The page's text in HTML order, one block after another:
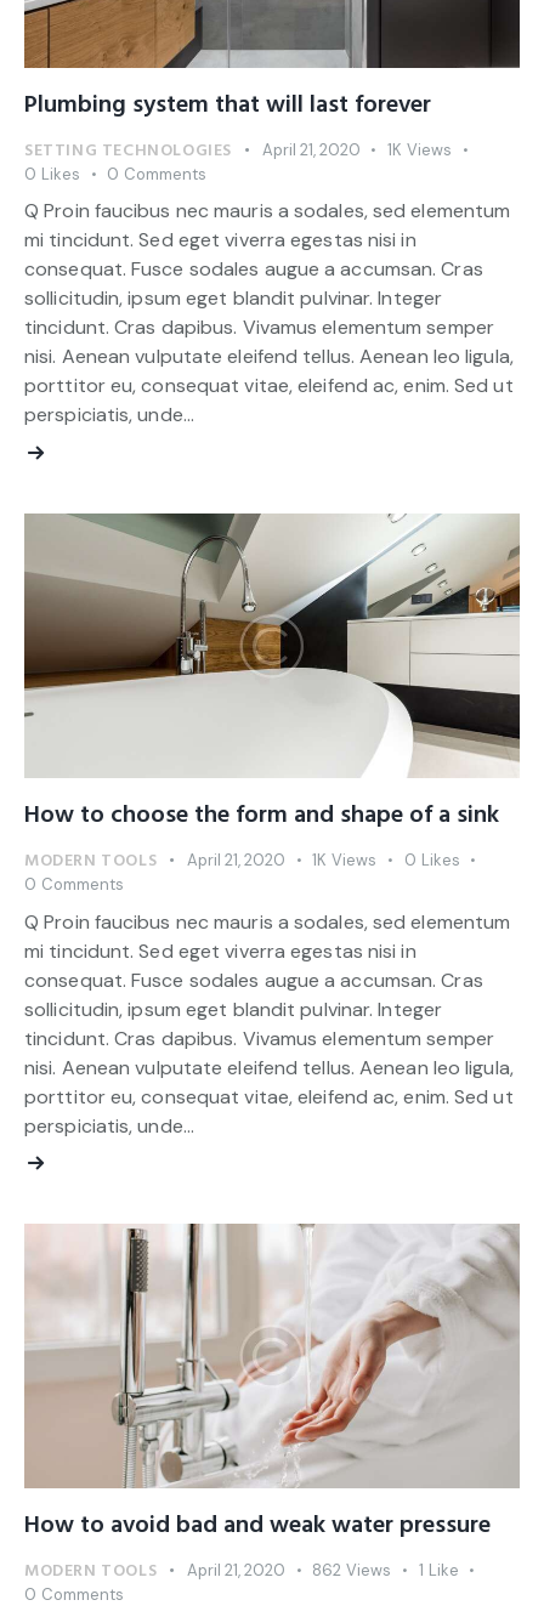
Plumbing system that will last forever
SETTING TECHNOLOGIES April 21, 2020 1K Views
0 Likes 0 Comments
Q Proin faucibus nec mauris a sodales, sed elementum
mi tincidunt. Sed eget viverra egestas nisi in
consequat. Fusce sodales augue a accumsan. Cras
sollicitudin, ipsum eget blandit pulvinar. Integer
tincidunt. Cras dapibus. Vivamus elementum semper
nisi. Aenean vulputate eleifend tellus. Aenean leo ligula,
porttitor eu, consequat vitae, eleifend ac, enim. Sed ut
perspiciatis, unde…
How to choose the form and shape of a sink
MODERN TOOLS April 21, 2020 1K Views 0 Likes
0 Comments
Q Proin faucibus nec mauris a sodales, sed elementum
mi tincidunt. Sed eget viverra egestas nisi in
consequat. Fusce sodales augue a accumsan. Cras
sollicitudin, ipsum eget blandit pulvinar. Integer
tincidunt. Cras dapibus. Vivamus elementum semper
nisi. Aenean vulputate eleifend tellus. Aenean leo ligula,
porttitor eu, consequat vitae, eleifend ac, enim. Sed ut
perspiciatis, unde…
How to avoid bad and weak water pressure
MODERN TOOLS April 21, 2020 862 Views 1 Like
0 Comments